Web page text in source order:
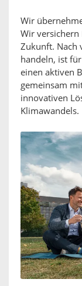
Wir
Wir
Zukunft. Nach
handeln, ist
einen aktiven
gemeinsam
innovativen
Klimawandels.